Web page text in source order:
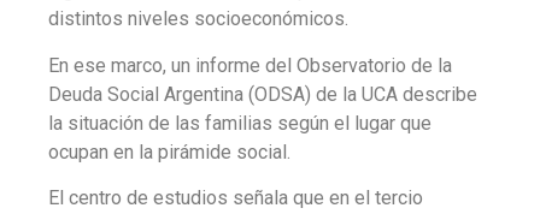
distintos niveles socioeconómicos.
En ese marco, un informe del Observatorio de la
Deuda Social Argentina (ODSA) de la UCA describe
la situación de las familias según el lugar que
ocupan en la pirámide social.
El centro de estudios señala que en el tercio